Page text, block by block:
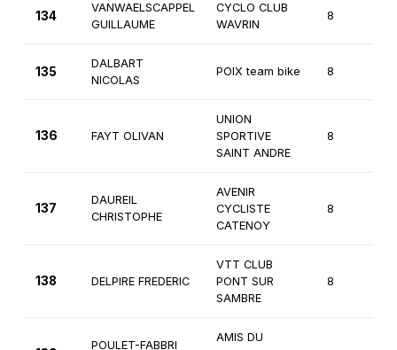
134
VANWAELSCAPPEL
GUILLAUME
CYCLO CLUB
WAVRIN
8
135
DALBART
NICOLAS
POIX team bike 8
136 FAYT OLIVAN
UNION
SPORTIVE
SAINT ANDRE
8
137
DAUREIL
CHRISTOPHE
AVENIR
CYCLISTE
CATENOY
8
138 DELPIRE FREDERIC
VTT CLUB
PONT SUR
SAMBRE
8
POULET-FABBRI
AMIS DU